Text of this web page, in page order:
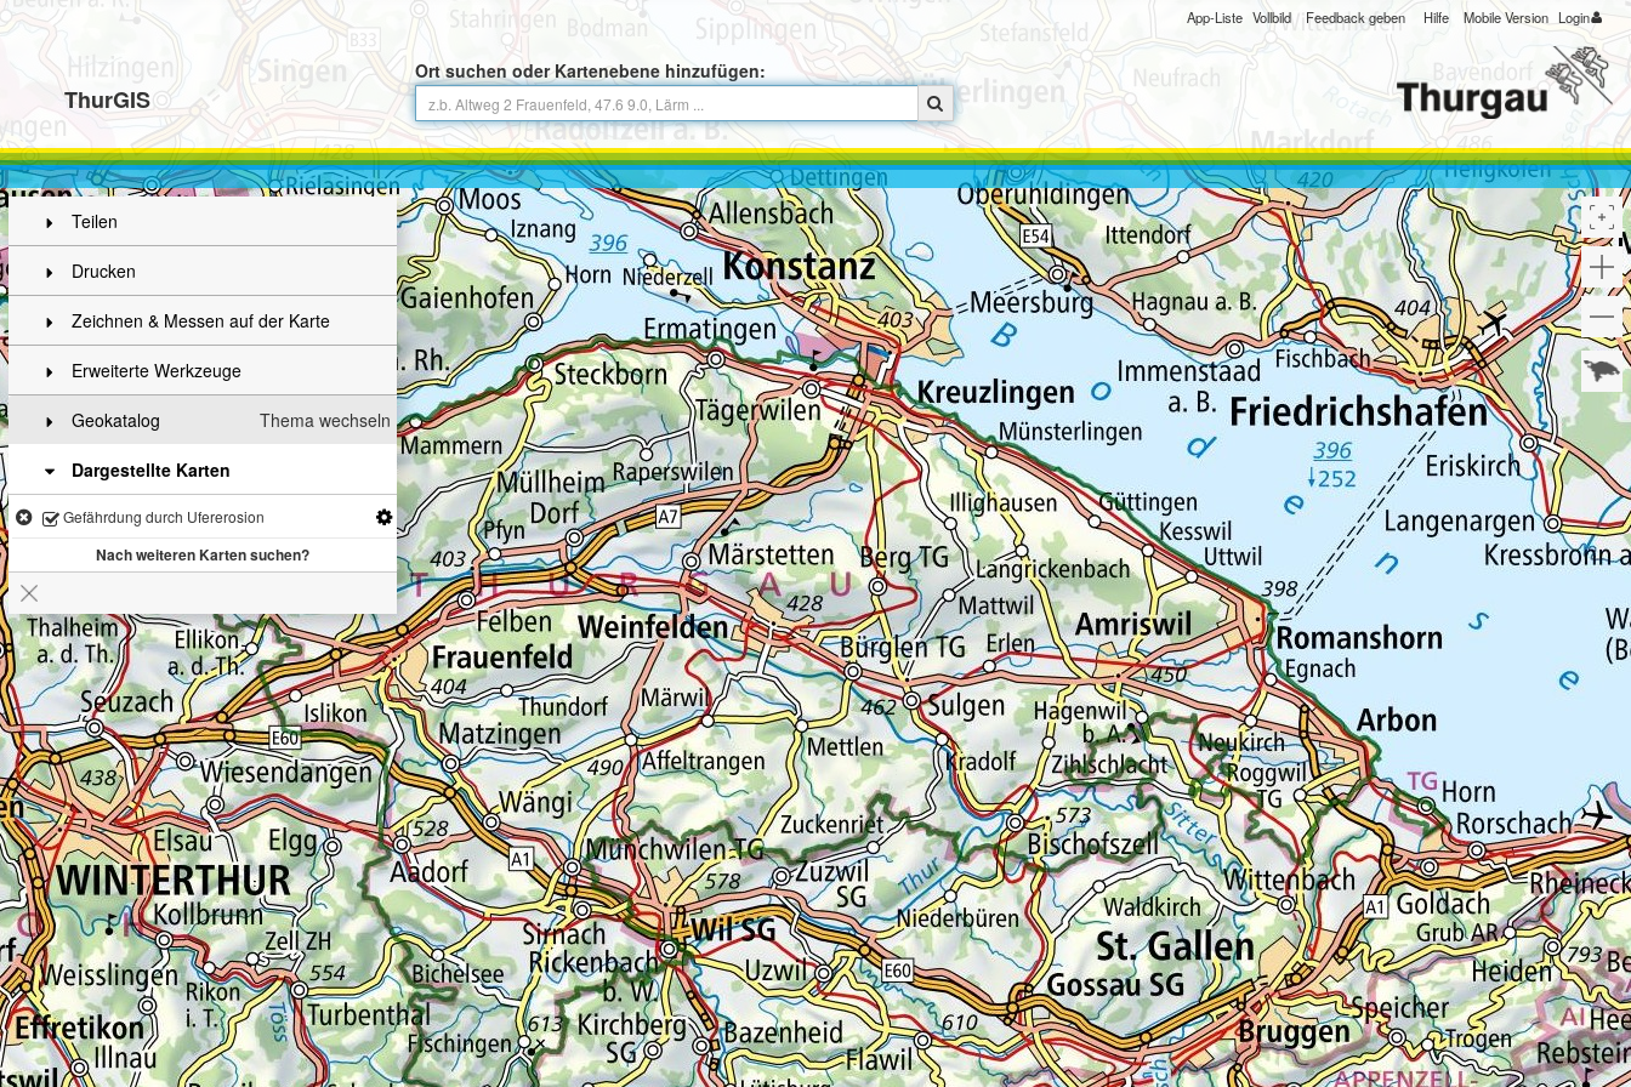
ThurGIS
Ort suchen oder Kartenebene hinzufügen:
App-Liste Vollbild Feedback geben Hilfe Mobile Version Login
Teilen
Drucken
Zeichnen & Messen auf der Karte
Erweiterte Werkzeuge
Thema wechseln
Geokatalog
Dargestellte Karten
Gefährdung durch Ufererosion
Nach weiteren Karten suchen?